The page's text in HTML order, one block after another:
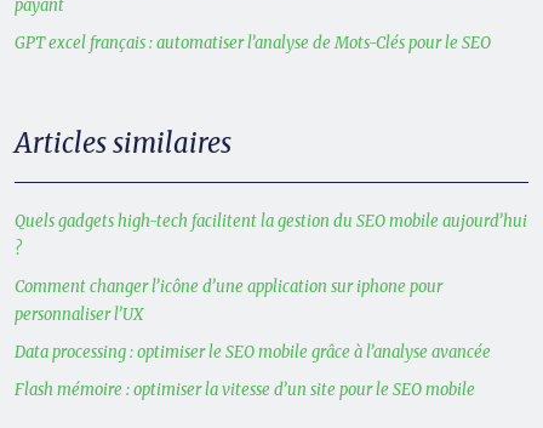
payant
GPT excel français : automatiser l’analyse de Mots-Clés pour le SEO
Articles similaires
Quels gadgets high-tech facilitent la gestion du SEO mobile aujourd’hui
?
Comment changer l’icône d’une application sur iphone pour
personnaliser l’UX
Data processing : optimiser le SEO mobile grâce à l’analyse avancée
Flash mémoire : optimiser la vitesse d’un site pour le SEO mobile